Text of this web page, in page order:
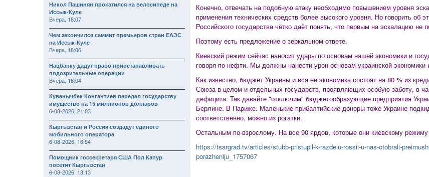
Конечно, отвечать на подобную атаку необходимо повышением уровня
применения технических средств более высокого уровня. Но говорить об
Российского государства чётко даёт понять, что первым на эскалацию не
Поэтому есть предложение о зеркальном ответе.
Киевский режим сейчас наносит удары по основам нашей экономики и
говоря по нефти. Мы должны нанести урон основам украинской экономики
Как известно, бюджет Украины и вся её экономика состоят на 80 % из
Союза в целом и отдельных государств, проявляющих особую заботу, в
дефицита. Так давайте "отключим" бюджетообразующие предприятия
Берлине. В Париже. Маленькие прибалтийские доноры тоже Украине
соответственно, можно из рогатки.
Остальным по-взрослому. На все 90 ярдов, которые они киевскому
https://tsargrad.tv/articles/stubb-pristupil-k-razdelu-rossii-u-nas-otobrali-
porazheniju_1757067
Никол Пашинян прокатился на велосипеде на
Иссык-Куле
Вчера, 18:07
Чем закончился саммит премьеров стран ЕАЭС
на Иссык-Куле
Вчера, 18:06
Нацбанку дадут право приостанавливать
подозрительные операции
Вчера, 18:04
Куванычбек Конгантиев передал государству
имущество на 15 миллионов долларов
6-08-2026, 21:03
Кыргызстан и Россия создадут единого
мобильного оператора
6-08-2026, 16:54
Помощник госсекретаря США Пол Капур
посетит Кыргызстан
6-08-2026, 13:13